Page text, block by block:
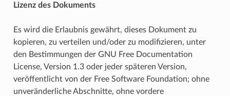
Lizenz des Dokuments
Es wird die Erlaubnis gewährt, dieses Dokument zu
kopieren, zu verteilen und/oder zu modifizieren, unter
den Bestimmungen der GNU Free Documentation
License, Version 1.3 oder jeder späteren Version,
veröffentlicht von der Free Software Foundation; ohne
unveränderliche Abschnitte, ohne vordere